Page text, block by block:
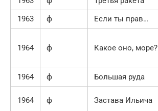
1963
ф Если ты прав…
1964 ф Какое оно, море?
1964
ф Большая руда
1964 ф Застава Ильича